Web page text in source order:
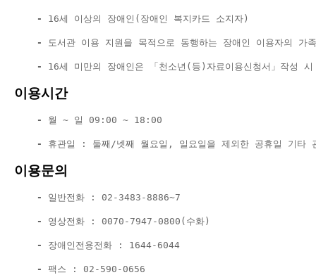
- 16세 이상의 장애인(장애인 복지카드 소지자)
- 도서관 이용 지원을 목적으로 동행하는 장애인 이용자의 가
- 16세 미만의 장애인은 「천소년(등)자료이용신청서」작성
이용시간
- 월 ~ 일 09:00 ~ 18:00
- 휴관일 : 둘째/넷째 월요일, 일요일을 제외한 공휴일 기타
이용문의
- 일반전화 : 02-3483-8886~7
- 영상전화 : 0070-7947-0800(수화)
- 장애인전용전화 : 1644-6044
- 팩스 : 02-590-0656